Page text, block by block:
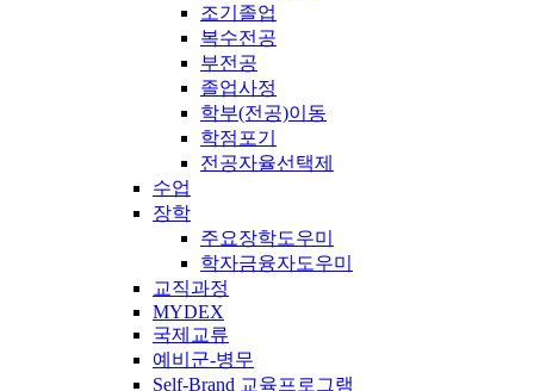
조기졸업
복수전공
부전공
졸업사정
학부(전공)이동
학점포기
전공자율선택제
수업
장학
주요장학도우미
학자금융자도우미
교직과정
MYDEX
국제교류
예비군-병무
Self-Brand 교육프로그램